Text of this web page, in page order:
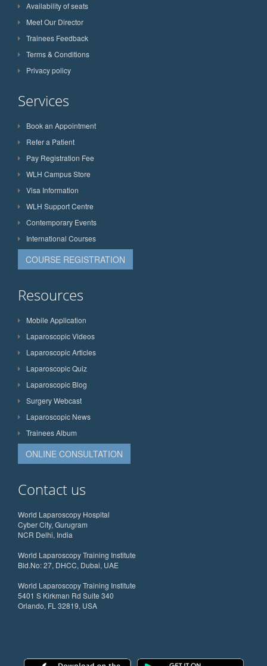
Availability of seats
Meet Our Director
Trainees Feedback
Terms & Conditions
Privacy policy
Services
Book an Appointment
Refer a Patient
Pay Registration Fee
WLH Campus Store
Visa Information
WLH Support Centre
Contemporary Events
International Courses
COURSE REGISTRATION
Resources
Mobile Application
Laparoscopic Videos
Laparoscopic Articles
Laparoscopic Quiz
Laparoscopic Blog
Surgery Webcast
Laparoscopic News
Trainees Album
ONLINE CONSULTATION
Contact us
World Laparoscopy Hospital
Cyber City, Gurugram
NCR Delhi, India
World Laparoscopy Training Institute
Bld.No: 27, DHCC, Dubai, UAE
World Laparoscopy Training Institute
5401 S Kirkman Rd Suite 340
Orlando, FL 32819, USA